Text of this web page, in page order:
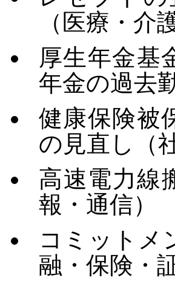
（医療・介
厚生年金基
年金の過去
健康保険被
の見直し（
高速電力線
報・通信）
コミットメ
融・保険・